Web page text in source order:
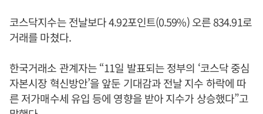
코스닥지수는 전날보다 4.92포인트(0.59%) 오른 834.91로
거래를 마쳤다.
한국거래소 관계자는 “11일 발표되는 정부의 ‘코스닥 중심
자본시장 혁신방안’을 앞둔 기대감과 전날 지수 하락에 따
른 저가매수세 유입 등에 영향을 받아 지수가 상승했다”고